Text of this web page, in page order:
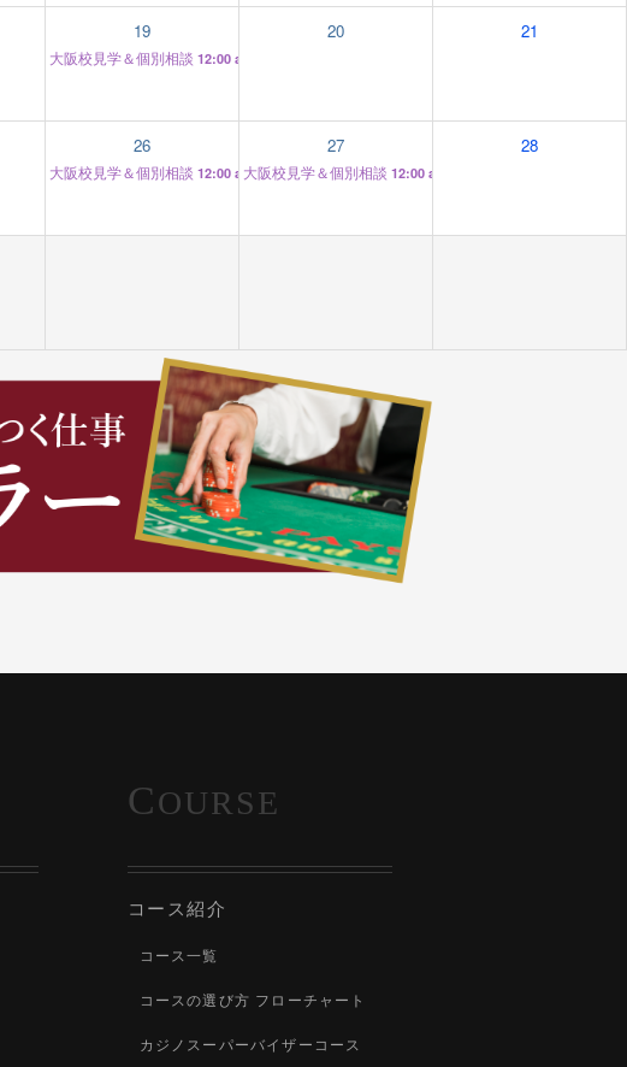
19
大阪校見学＆個別相談 12:00 am
20 21
26
大阪校見学＆個別相談 12:00 am
27
大阪校見学＆個別相談 12:00 am
28
COURSE
コース紹介
コース一覧
コースの選び方 フローチャート
カジノスーパーバイザーコース